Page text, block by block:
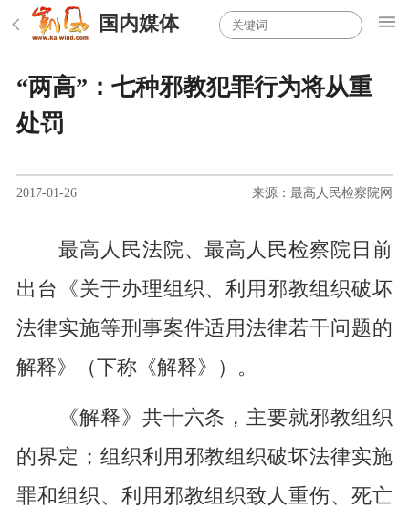
国内媒体
“两高”：七种邪教犯罪行为将从重
处罚
2017-01-26 来源：最高人民检察院网
最高人民法院、最高人民检察院日前
出台《关于办理组织、利用邪教组织破坏
法律实施等刑事案件适用法律若干问题的
解释》（下称《解释》）。
《解释》共十六条，主要就邪教组织
的界定；组织利用邪教组织破坏法律实施
罪和组织、利用邪教组织致人重伤、死亡